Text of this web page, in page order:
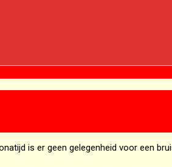
is er geen gelegenheid voor een